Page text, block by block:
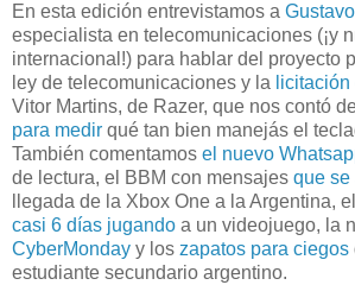
En esta edición entrevistamos a
especialista en telecomunicaciones (¡y
internacional!) para hablar del proyecto
ley de telecomunicaciones y la
Vitor Martins, de Razer, que nos contó
para medir qué tan bien manejás el
También comentamos el nuevo
de lectura, el BBM con mensajes que se
llegada de la Xbox One a la Argentina,
casi 6 días jugando a un videojuego, la
CyberMonday y los zapatos para ciegos
estudiante secundario argentino.